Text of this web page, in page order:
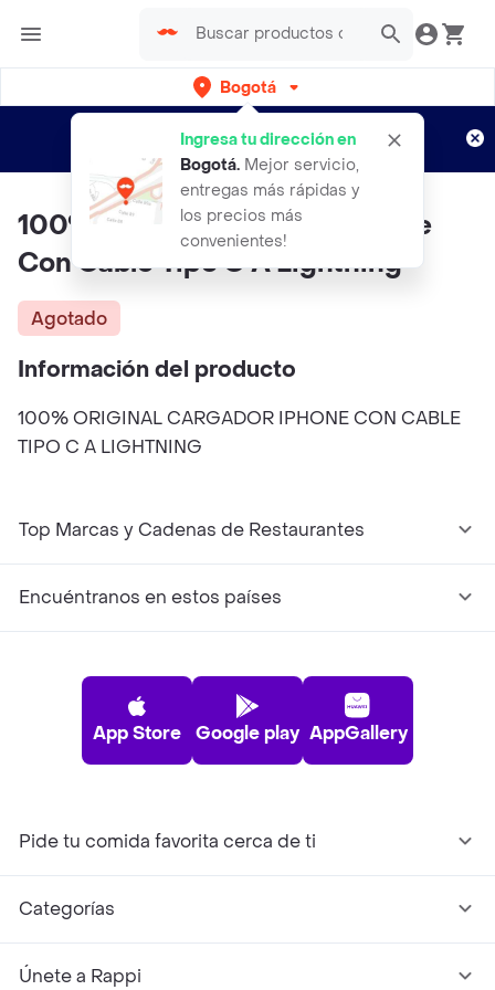
Bogotá
Ingresa tu dirección en
Bogotá. Mejor servicio,
entregas más rápidas y
los precios más
convenientes!
envíos gratis por semanas
Aplican TyC
100% Original Cargador Iphone
Con Cable Tipo C A Lightning
Agotado
Información del producto
100% ORIGINAL CARGADOR IPHONE CON CABLE
TIPO C A LIGHTNING
Top Marcas y Cadenas de Restaurantes
Encuéntranos en estos países
App Store Google play AppGallery
Pide tu comida favorita cerca de ti
Categorías
Únete a Rappi